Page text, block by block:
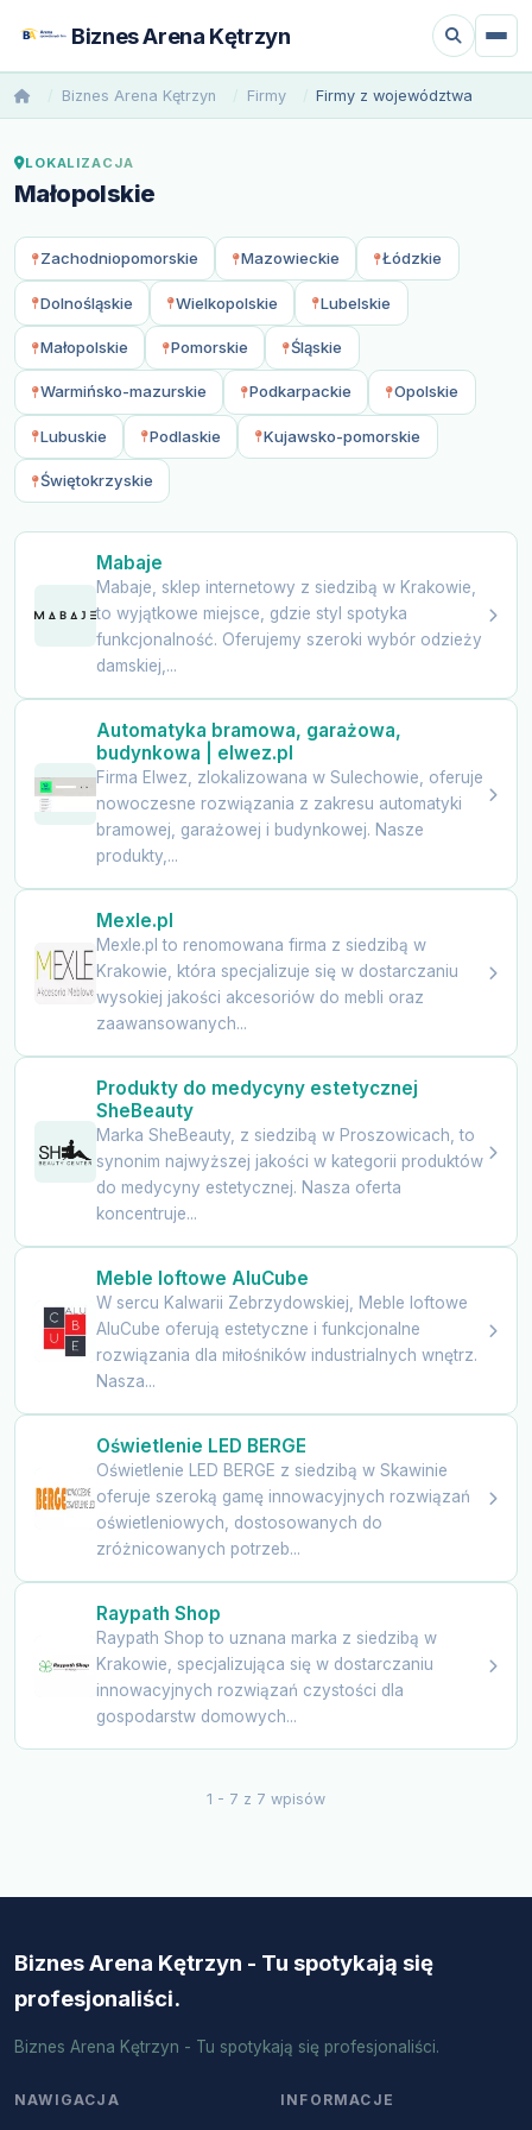
Biznes Arena Kętrzyn
Biznes Arena Kętrzyn Firmy Firmy z województwa
LOKALIZACJA
Małopolskie
Zachodniopomorskie Mazowieckie Łódzkie
Dolnośląskie Wielkopolskie Lubelskie
Małopolskie Pomorskie Śląskie
Warmińsko-mazurskie Podkarpackie Opolskie
Lubuskie Podlaskie Kujawsko-pomorskie
Świętokrzyskie
Mabaje
Mabaje, sklep internetowy z siedzibą w Krakowie,
to wyjątkowe miejsce, gdzie styl spotyka
funkcjonalność. Oferujemy szeroki wybór odzieży
damskiej,...
Automatyka bramowa, garażowa,
budynkowa | elwez.pl
Firma Elwez, zlokalizowana w Sulechowie, oferuje
nowoczesne rozwiązania z zakresu automatyki
bramowej, garażowej i budynkowej. Nasze
produkty,...
Mexle.pl
Mexle.pl to renomowana firma z siedzibą w
Krakowie, która specjalizuje się w dostarczaniu
wysokiej jakości akcesoriów do mebli oraz
zaawansowanych...
Produkty do medycyny estetycznej
SheBeauty
Marka SheBeauty, z siedzibą w Proszowicach, to
synonim najwyższej jakości w kategorii produktów
do medycyny estetycznej. Nasza oferta
koncentruje...
Meble loftowe AluCube
W sercu Kalwarii Zebrzydowskiej, Meble loftowe
AluCube oferują estetyczne i funkcjonalne
rozwiązania dla miłośników industrialnych wnętrz.
Nasza...
Oświetlenie LED BERGE
Oświetlenie LED BERGE z siedzibą w Skawinie
oferuje szeroką gamę innowacyjnych rozwiązań
oświetleniowych, dostosowanych do
zróżnicowanych potrzeb...
Raypath Shop
Raypath Shop to uznana marka z siedzibą w
Krakowie, specjalizująca się w dostarczaniu
innowacyjnych rozwiązań czystości dla
gospodarstw domowych...
1 - 7 z 7 wpisów
Biznes Arena Kętrzyn - Tu spotykają się
profesjonaliści.
Biznes Arena Kętrzyn - Tu spotykają się profesjonaliści.
NAWIGACJA INFORMACJE